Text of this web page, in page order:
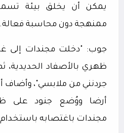
يمكن أن يخلق بيئة
ممنهجة دون محاسبة فعالة.
جوب: "دخلت مجندات إلى
ظهري بالأصفاد الحديدية،
جردنني من ملابسي"، وأضاف
أرضا ووُضع جنود على
مجندات باغتصابه